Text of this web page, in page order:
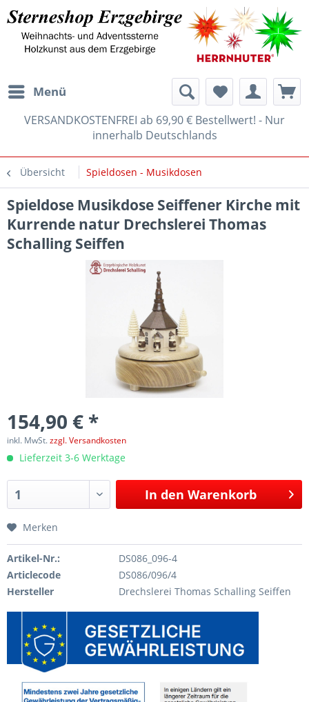
Menü
VERSANDKOSTENFREI ab 69,90 € Bestellwert! - Nur
innerhalb Deutschlands
Übersicht Spieldosen - Musikdosen
Spieldose Musikdose Seiffener Kirche mit
Kurrende natur Drechslerei Thomas
Schalling Seiffen
154,90 € *
inkl. MwSt.zzgl. Versandkosten
Lieferzeit 3-6 Werktage
In den Warenkorb
Merken
Artikel-Nr.:
DS086_096-4
Articlecode
DS086/096/4
Hersteller
Drechslerei Thomas Schalling Seiffen